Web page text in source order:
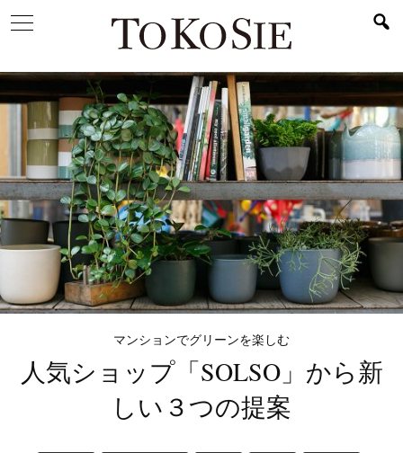
マンションでグリーンを楽しむ
人気ショップ「SOLSO」から新
しい３つの提案